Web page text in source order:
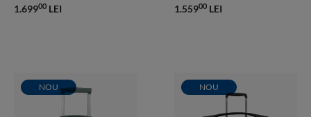
1.69900 LEI 1.55900 LEI
NOU NOU